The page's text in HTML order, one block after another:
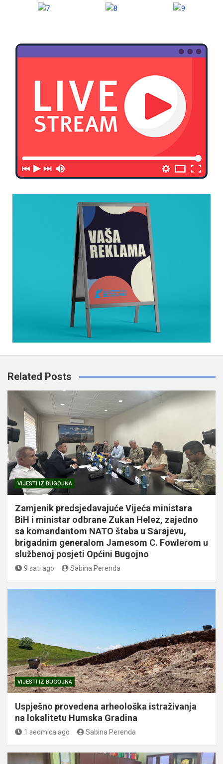
Related Posts
VIJESTI IZ BUGOJNA
Zamjenik predsjedavajuće Vijeća ministara
BiH i ministar odbrane Zukan Helez, zajedno
sa komandantom NATO štaba u Sarajevu,
brigadnim generalom Jamesom C. Fowlerom u
službenoj posjeti Općini Bugojno
9 sati ago Sabina Perenda
VIJESTI IZ BUGOJNA
Uspješno provedena arheološka istraživanja
na lokalitetu Humska Gradina
1 sedmica ago Sabina Perenda